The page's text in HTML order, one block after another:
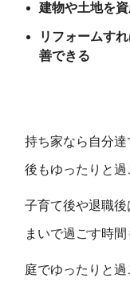
建物や土地を
リフォームす
善できる
持ち家なら自分
後もゆったりと過
子育て後や退職
まいで過ごす時間
庭でゆったりと